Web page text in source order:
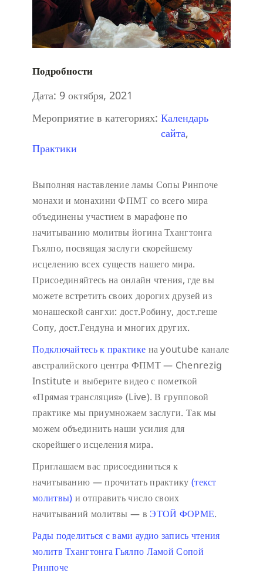
Подробности
Дата: 9 октября, 2021
Мероприятие в категориях: Календарь
сайта,
Практики
Выполняя наставление ламы Сопы Ринпоче
монахи и монахини ФПМТ со всего мира
объединены участием в марафоне по
начитыванию молитвы йогина Тхангтонга
Гьялпо, посвящая заслуги скорейшему
исцелению всех существ нашего мира.
Присоединяйтесь на онлайн чтения, где вы
можете встретить своих дорогих друзей из
монашеской сангхи: дост.Робину, дост.геше
Сопу, дост.Гендуна и многих других.
Подключайтесь к практике на youtube канале
австралийского центра ФПМТ — Chenrezig
Institute и выберите видео с пометкой
«Прямая трансляция» (Live). В групповой
практике мы приумножаем заслуги. Так мы
можем объединить наши усилия для
скорейшего исцеления мира.
Приглашаем вас присоединиться к
начитыванию — прочитать практику (текст
молитвы) и отправить число своих
начитываний молитвы — в ЭТОЙ ФОРМЕ.
Рады поделиться с вами аудио запись чтения
молитв Тхангтонга Гьялпо Ламой Сопой
Ринпоче